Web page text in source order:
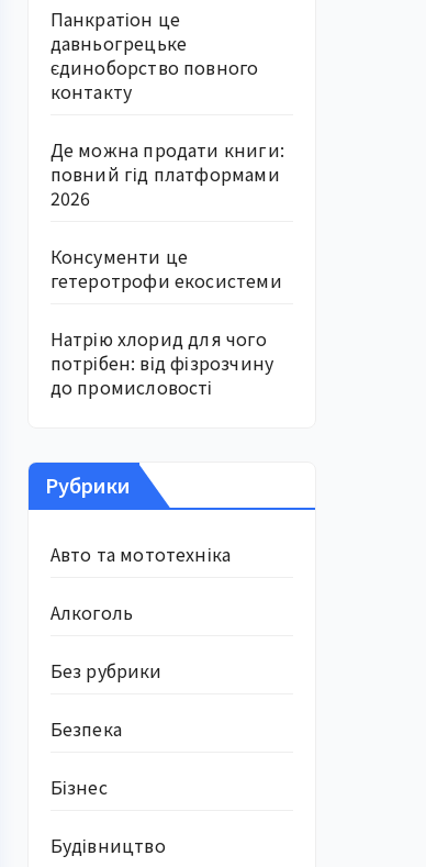
Панкратіон це
давньогрецьке
єдиноборство повного
контакту
Де можна продати книги:
повний гід платформами
2026
Консументи це
гетеротрофи екосистеми
Натрію хлорид для чого
потрібен: від фізрозчину
до промисловості
Рубрики
Авто та мототехніка
Алкоголь
Без рубрики
Безпека
Бізнес
Будівництво